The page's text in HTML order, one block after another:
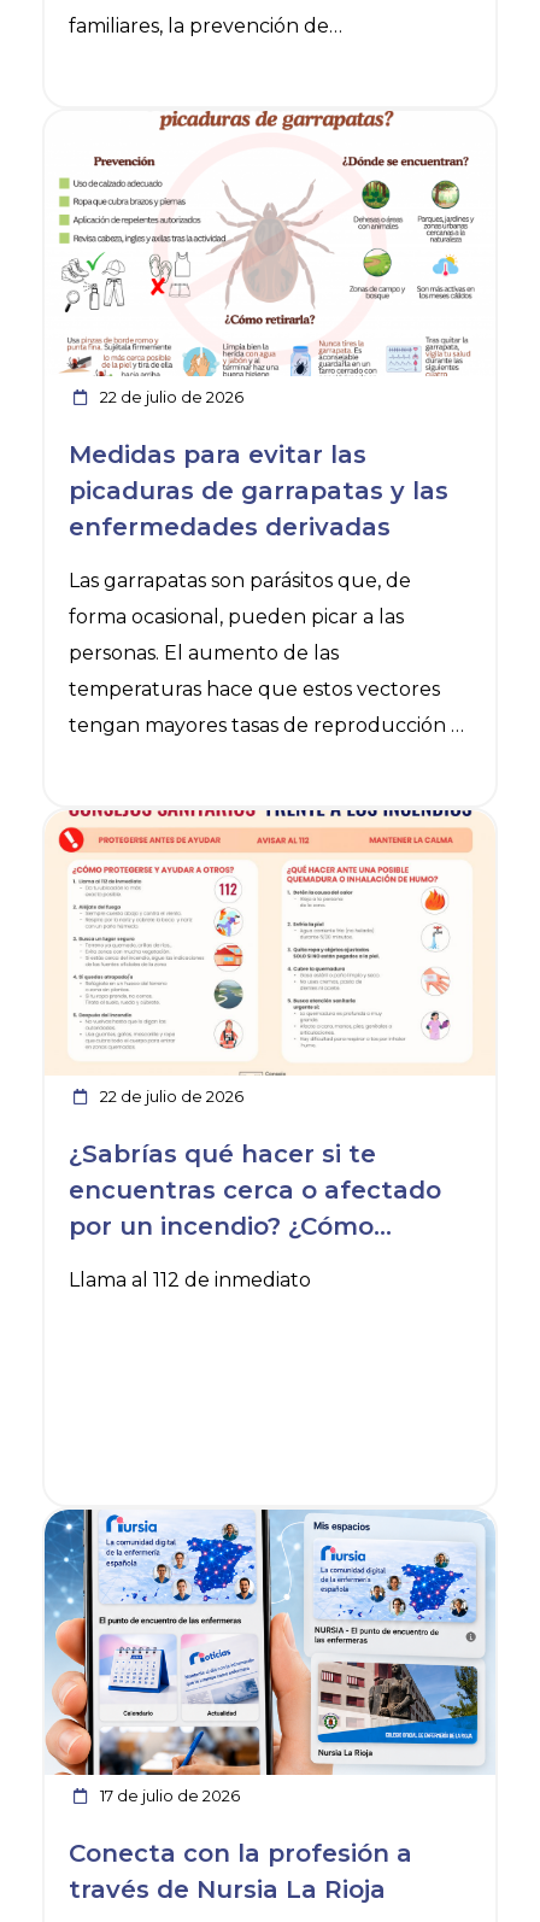
familiares, la prevención de
con la atención a colectivos en situación o
riesgo de exclusión social y en la defensa
de sus derechos.
22 de julio de 2026
Medidas para evitar las
picaduras de garrapatas y las
enfermedades derivadas
Las garrapatas son parásitos que, de
forma ocasional, pueden picar a las
personas. El aumento de las
temperaturas hace que estos vectores
tengan mayores tasas de reproducción y
eficaz para evitar las enfermedades
derivadas. especialmente en la época
estival en la que están más activas, donde
la presencia de garrapatas es
sustancialmente superior, y en las zonas
donde ya se han producido casos.
Ver noticia
22 de julio de 2026
¿Sabrías qué hacer si te
encuentras cerca o afectado
por un incendio? ¿Cómo
Llama al 112 de inmediato
Ver noticia
17 de julio de 2026
Conecta con la profesión a
través de Nursia La Rioja
Ver noticia